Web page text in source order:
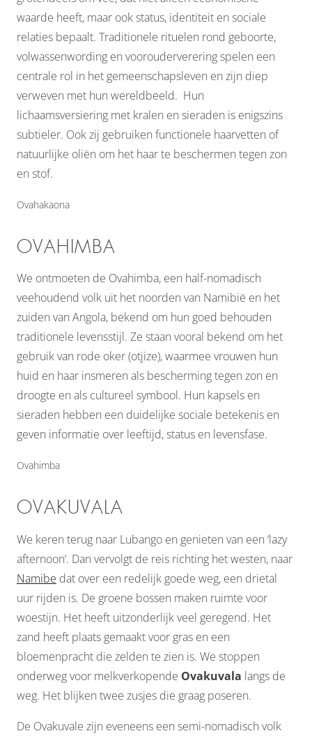
waarde heeft, maar ook status, identiteit en sociale
relaties bepaalt. Traditionele rituelen rond geboorte,
volwassenwording en voorouderverering spelen een
centrale rol in het gemeenschapsleven en zijn diep
verweven met hun wereldbeeld. Hun
lichaamsversiering met kralen en sieraden is enigszins
subtieler. Ook zij gebruiken functionele haarvetten of
natuurlijke oliën om het haar te beschermen tegen zon
en stof.
Ovahakaona
OVAHIMBA
We ontmoeten de Ovahimba, een half-nomadisch
veehoudend volk uit het noorden van Namibië en het
zuiden van Angola, bekend om hun goed behouden
traditionele levensstijl. Ze staan vooral bekend om het
gebruik van rode oker (otjize), waarmee vrouwen hun
huid en haar insmeren als bescherming tegen zon en
droogte en als cultureel symbool. Hun kapsels en
sieraden hebben een duidelijke sociale betekenis en
geven informatie over leeftijd, status en levensfase.
Ovahimba
OVAKUVALA
We keren terug naar Lubango en genieten van een ‘lazy
afternoon’. Dan vervolgt de reis richting het westen, naar
Namibe dat over een redelijk goede weg, een drietal
uur rijden is. De groene bossen maken ruimte voor
woestijn. Het heeft uitzonderlijk veel geregend. Het
zand heeft plaats gemaakt voor gras en een
bloemenpracht die zelden te zien is. We stoppen
onderweg voor melkverkopende Ovakuvala langs de
weg. Het blijken twee zusjes die graag poseren.
De Ovakuvale zijn eveneens een semi-nomadisch volk